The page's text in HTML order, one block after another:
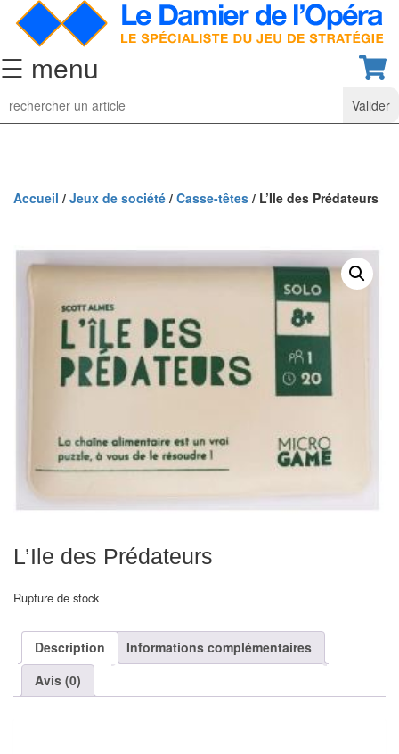
☰ menu
Jeu
d’Echecs
collection
classiques
Pièces
d’échecs
classiques
Coffrets
voyage
électroniques
clubs
Pièces
Ecoles
&
Accueil / Jeux de société / Casse-têtes / L’Ile des Prédateurs
L’Ile des Prédateurs
Rupture de stock
Description
Informations complémentaires
Avis (0)